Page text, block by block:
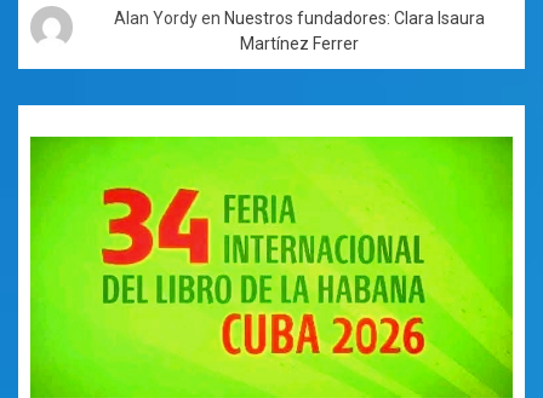
Alan Yordyen Nuestros fundadores: Clara Isaura
Martínez Ferrer